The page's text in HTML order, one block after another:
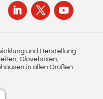
und Herstellung
Gloveboxen,
in allen Größen.